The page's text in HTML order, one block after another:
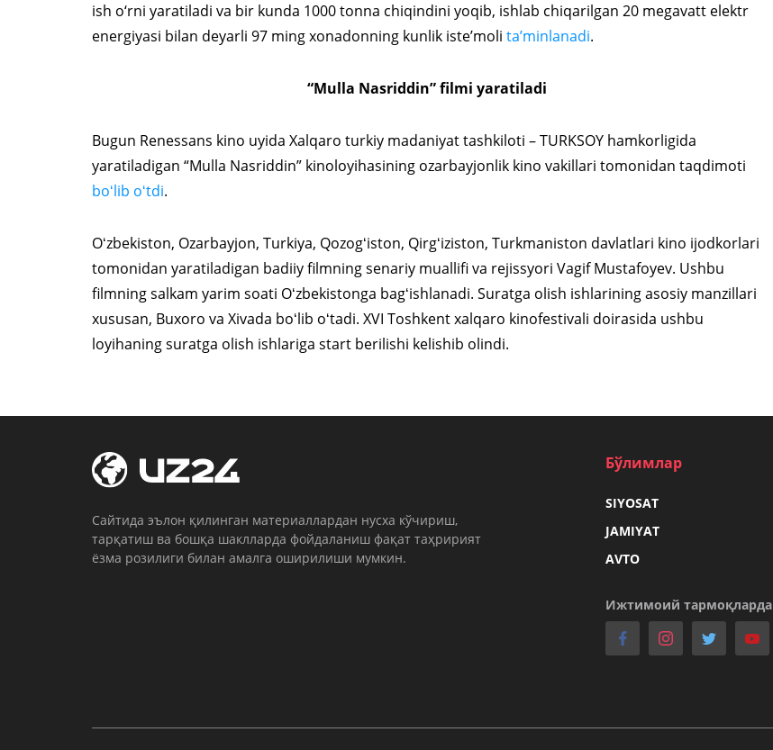
ish o‘rni yaratiladi va bir kunda 1000 tonna chiqindini yoqib, ishlab chiqarilgan 20 megavatt elektr
energiyasi bilan deyarli 97 ming xonadonning kunlik iste’moli ta’minlanadi.
“Mulla Nasriddin” filmi yaratiladi
Bugun Renessans kino uyida Xalqaro turkiy madaniyat tashkiloti – TURKSOY hamkorligida
yaratiladigan “Mulla Nasriddin” kinoloyihasining ozarbayjonlik kino vakillari tomonidan taqdimoti
boʻlib oʻtdi.
Oʻzbekiston, Ozarbayjon, Turkiya, Qozogʻiston, Qirgʻiziston, Turkmaniston davlatlari kino ijodkorlari
tomonidan yaratiladigan badiiy filmning senariy muallifi va rejissyori Vagif Mustafoyev. Ushbu
filmning salkam yarim soati Oʻzbekistonga bagʻishlanadi. Suratga olish ishlarining asosiy manzillari
xususan, Buxoro va Xivada boʻlib oʻtadi. XVI Toshkent xalqaro kinofestivali doirasida ushbu
loyihaning suratga olish ishlariga start berilishi kelishib olindi.
Cайтида эълон қилинган материаллардан нусха кўчириш,
тарқатиш ва бошқа шаклларда фойдаланиш фақат таҳририят
ёзма розилиги билан амалга оширилиши мумкин.
Бўлимлар
SIYOSAT
JAMIYAT
AVTO
Ижтимоий тармоқларда